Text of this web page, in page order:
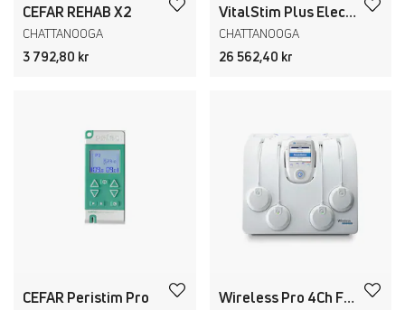
CEFAR REHAB X2
CHATTANOOGA
3 792,80 kr
VitalStim Plus Electrotherapy System
CHATTANOOGA
26 562,40 kr
CEFAR Peristim Pro Wireless Pro 4Ch Full